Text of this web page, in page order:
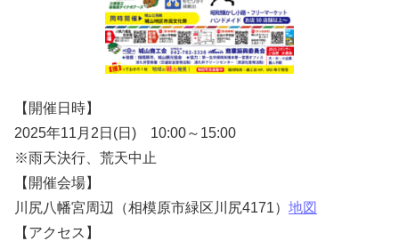
【開催日時】
2025年11月2日(日) 10:00～15:00
※雨天決行、荒天中止
【開催会場】
川尻八幡宮周辺（相模原市緑区川尻4171） 地図
【アクセス】